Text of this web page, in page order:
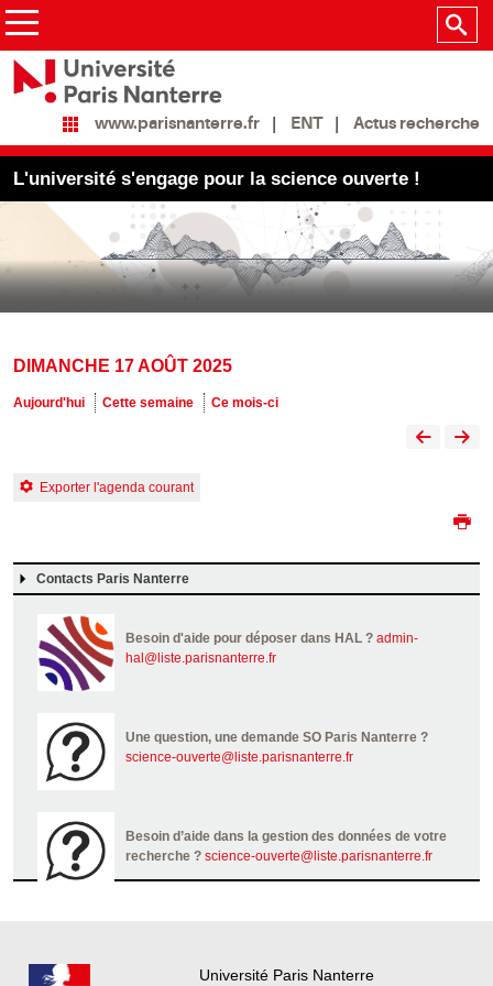
www.parisnanterre.fr ENT Actus recherche
L'université s'engage pour la science ouverte !
DIMANCHE 17 AOÛT 2025
Aujourd'hui Cette semaine Ce mois-ci
Exporter l'agenda courant
Contacts Paris Nanterre
Besoin d'aide pour déposer dans HAL ? admin-
hal@liste.parisnanterre.fr
Une question, une demande SO Paris Nanterre ?
science-ouverte@liste.parisnanterre.fr
Besoin d’aide dans la gestion des données de votre
recherche ? science-ouverte@liste.parisnanterre.fr
Université Paris Nanterre